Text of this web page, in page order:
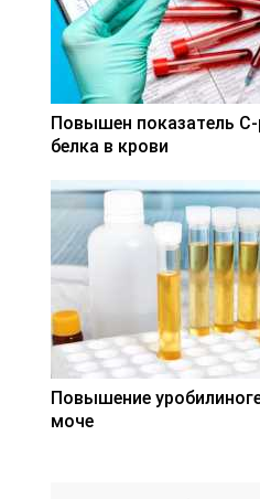
Повышен показатель С-
белка в крови
Повышение
моче